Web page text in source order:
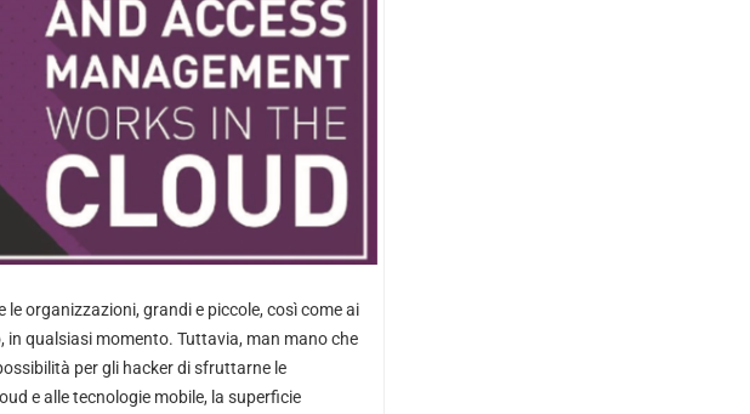
organizzazioni, grandi e piccole, così come ai
qualsiasi momento. Tuttavia, man mano che
per gli hacker di sfruttarne le
e alle tecnologie mobile, la superficie